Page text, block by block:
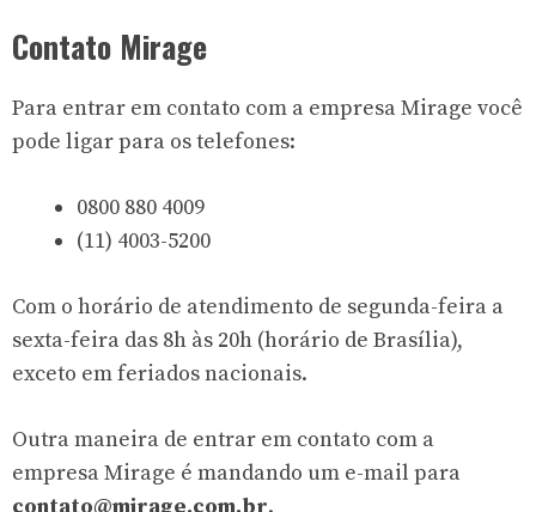
Contato Mirage
Para entrar em contato com a empresa Mirage você
pode ligar para os telefones:
0800 880 4009
(11) 4003-5200
Com o horário de atendimento de segunda-feira a
sexta-feira das 8h às 20h (horário de Brasília),
exceto em feriados nacionais.
Outra maneira de entrar em contato com a
empresa Mirage é mandando um e-mail para